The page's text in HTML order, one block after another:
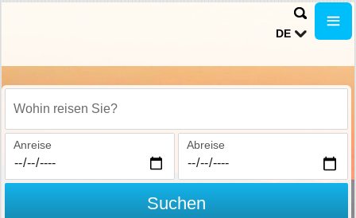
DE
Wohin reisen Sie?
Anreise Abreise
Suchen